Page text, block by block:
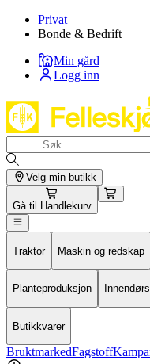
Privat
Bonde & Bedrift
Min gård
Logg inn
Velg min butikk
Gå til Handlekurv
Traktor Maskin og redskap
Planteproduksjon
Butikkvarer
BruktmarkedFagstoff